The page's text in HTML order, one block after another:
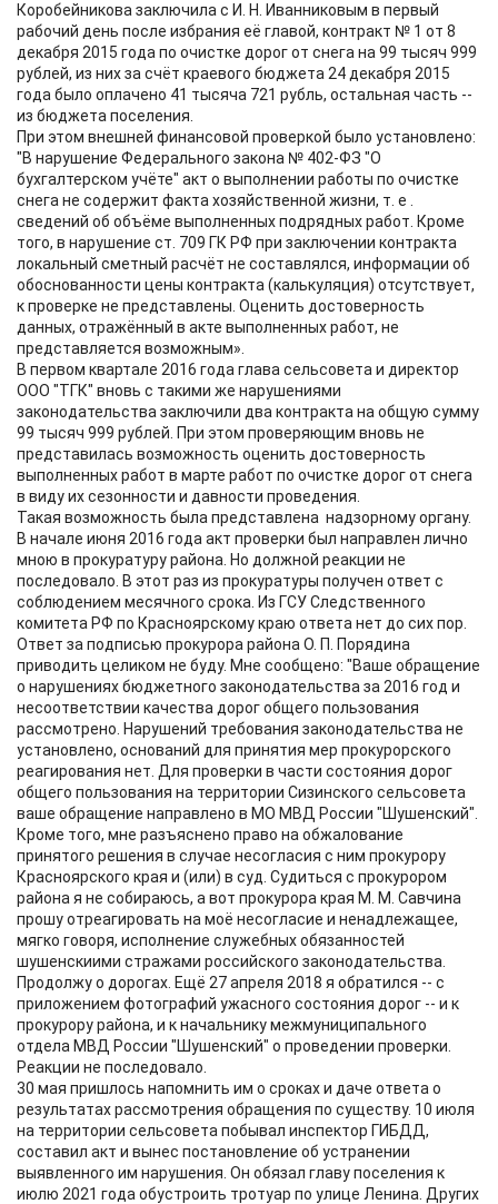
Коробейникова заключила с И. Н. Иванниковым в первый
рабочий день после избрания её главой, контракт № 1 от 8
декабря 2015 года по очистке дорог от снега на 99 тысяч 999
рублей, из них за счёт краевого бюджета 24 декабря 2015
года было оплачено 41 тысяча 721 рубль, остальная часть --
из бюджета поселения.
При этом внешней финансовой проверкой было установлено:
"В нарушение Федерального закона № 402-ФЗ "О
бухгалтерском учёте" акт о выполнении работы по очистке
снега не содержит факта хозяйственной жизни, т. е .
сведений об объёме выполненных подрядных работ. Кроме
того, в нарушение ст. 709 ГК РФ при заключении контракта
локальный сметный расчёт не составлялся, информации об
обоснованности цены контракта (калькуляция) отсутствует,
к проверке не представлены. Оценить достоверность
данных, отражённый в акте выполненных работ, не
представляется возможным».
В первом квартале 2016 года глава сельсовета и директор
ООО "ТГК" вновь с такими же нарушениями
законодательства заключили два контракта на общую сумму
99 тысяч 999 рублей. При этом проверяющим вновь не
представилась возможность оценить достоверность
выполненных работ в марте работ по очистке дорог от снега
в виду их сезонности и давности проведения.
Такая возможность была представлена надзорному органу.
В начале июня 2016 года акт проверки был направлен лично
мною в прокуратуру района. Но должной реакции не
последовало. В этот раз из прокуратуры получен ответ с
соблюдением месячного срока. Из ГСУ Следственного
комитета РФ по Красноярскому краю ответа нет до сих пор.
Ответ за подписью прокурора района О. П. Порядина
приводить целиком не буду. Мне сообщено: "Ваше обращение
о нарушениях бюджетного законодательства за 2016 год и
несоответствии качества дорог общего пользования
рассмотрено. Нарушений требования законодательства не
установлено, оснований для принятия мер прокурорского
реагирования нет. Для проверки в части состояния дорог
общего пользования на территории Сизинского сельсовета
ваше обращение направлено в МО МВД России "Шушенский".
Кроме того, мне разъяснено право на обжалование
принятого решения в случае несогласия с ним прокурору
Красноярского края и (или) в суд. Судиться с прокурором
района я не собираюсь, а вот прокурора края М. М. Савчина
прошу отреагировать на моё несогласие и ненадлежащее,
мягко говоря, исполнение служебных обязанностей
шушенскиими стражами российского законодательства.
Продолжу о дорогах. Ещё 27 апреля 2018 я обратился -- с
приложением фотографий ужасного состояния дорог -- и к
прокурору района, и к начальнику межмуниципального
отдела МВД России "Шушенский" о проведении проверки.
Реакции не последовало.
30 мая пришлось напомнить им о сроках и даче ответа о
результатах рассмотрения обращения по существу. 10 июля
на территории сельсовета побывал инспектор ГИБДД,
составил акт и вынес постановление об устранении
выявленного им нарушения. Он обязал главу поселения к
июлю 2021 года обустроить тротуар по улице Ленина. Других